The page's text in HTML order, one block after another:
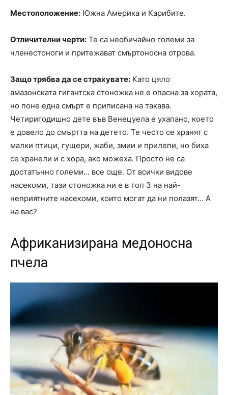
Местоположение: Южна Америка и Карибите.
Отличителни черти: Те са необичайно големи за
членестоноги и притежават смъртоносна отрова.
Защо трябва да се страхувате: Като цяло
амазонската гигантска стоножка не е опасна за хората,
но поне една смърт е приписана на такава.
Четиригодишно дете във Венецуела е ухапано, което
е довело до смъртта на детето. Те често се хранят с
малки птици, гущери, жаби, змии и прилепи, но биха
се хранели и с хора, ако можеха. Просто не са
достатъчно големи… все още. От всички видове
насекоми, тази стоножка ни е в топ 3 на най-
неприятните насекоми, които могат да ни полазят… А
на вас?
Африканизирана медоносна
пчела